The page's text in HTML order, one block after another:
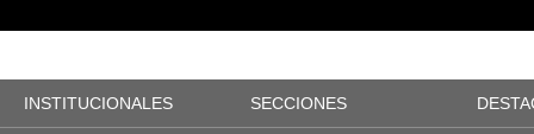
INSTITUCIONALES SECCIONES